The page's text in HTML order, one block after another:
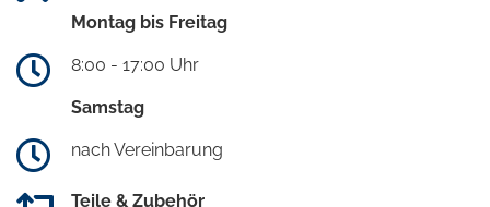
Montag bis Freitag
8:00 - 17:00 Uhr
Samstag
nach Vereinbarung
Teile & Zubehör